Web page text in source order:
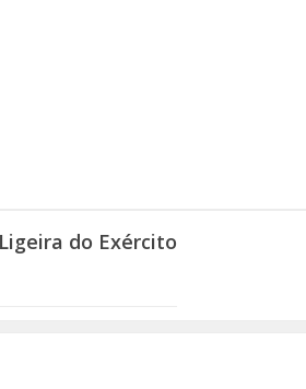
do Exército